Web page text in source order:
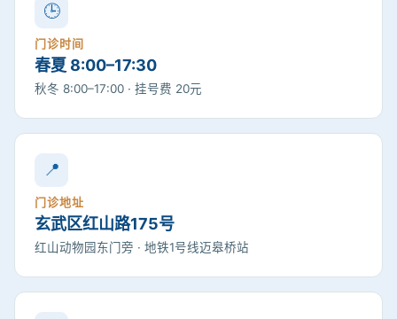
🕒
门诊时间
春夏 8:00–17:30
秋冬 8:00–17:00 · 挂号费 20元
📍
门诊地址
玄武区红山路175号
红山动物园东门旁 · 地铁1号线迈皋桥站